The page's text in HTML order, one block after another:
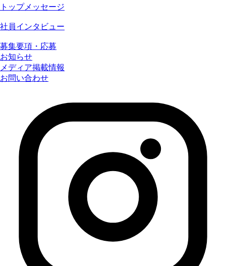
トップメッセージ
社員インタビュー
募集要項・応募
お知らせ
メディア掲載情報
お問い合わせ